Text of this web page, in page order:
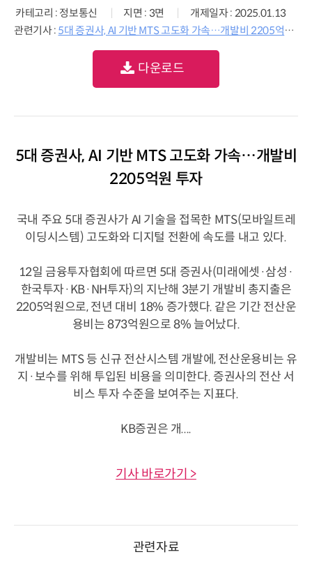
카테고리 : 정보통신 지면 : 3면
개제일자 : 2025.01.13
관련기사 : 5대 증권사, AI 기반 MTS 고도화 가속…개발비 2205억원 투자
다운로드
5대 증권사, AI 기반 MTS 고도화 가속…개발비
2205억원 투자
국내 주요 5대 증권사가 AI 기술을 접목한 MTS(모바일트레
이딩시스템) 고도화와 디지털 전환에 속도를 내고 있다.
12일 금융투자협회에 따르면 5대 증권사(미래에셋·삼성·
한국투자·KB·NH투자)의 지난해 3분기 개발비 총지출은
2205억원으로, 전년 대비 18% 증가했다. 같은 기간 전산운
용비는 873억원으로 8% 늘어났다.
개발비는 MTS 등 신규 전산시스템 개발에, 전산운용비는 유
지·보수를 위해 투입된 비용을 의미한다. 증권사의 전산 서
비스 투자 수준을 보여주는 지표다.
KB증권은 개....
기사 바로가기 >
관련자료